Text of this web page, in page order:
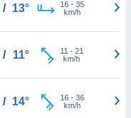
/ 13° 16- 35
km/h
/ 11° 11 - 21
km/h
/ 14° 16- 36
km/h